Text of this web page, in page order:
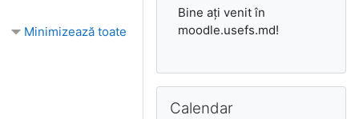
Minimizează toate
Bine ați venit în
moodle.usefs.md!
Calendar